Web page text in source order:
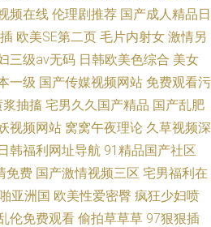
频在线 伦理剧推荐 国产成人精品日
欧美SE第二页 毛片内射女 激情另
三级av无码 日韩欧美色综合 美女
一级 国产传媒视频网站 免费观看污
浆抽搐 宅男久久国产精品 国产乱肥
视频网站 窝窝午夜理论 久草视频深
韩福利网址导航 91精品国产社区
免费 国产激情视频三区 宅男福利在
亚洲国 欧美性爱密臀 疯狂少妇喷
伦免费观看 偷拍草草草 97狠狠插